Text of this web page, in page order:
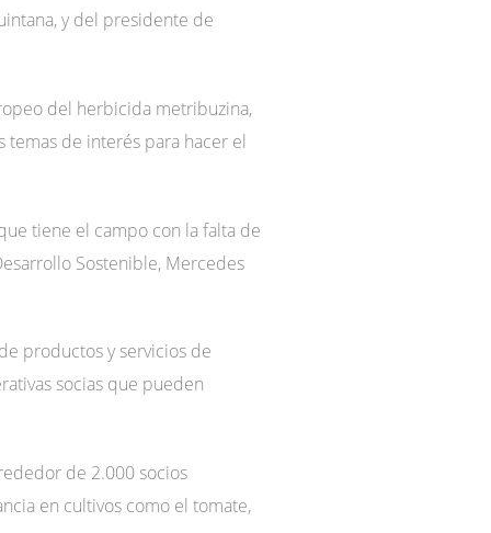
y del presidente de
del herbicida metribuzina,
de interés para hacer el
tiene el campo con la falta de
Sostenible, Mercedes
productos y servicios de
socias que pueden
de 2.000 socios
en cultivos como el tomate,